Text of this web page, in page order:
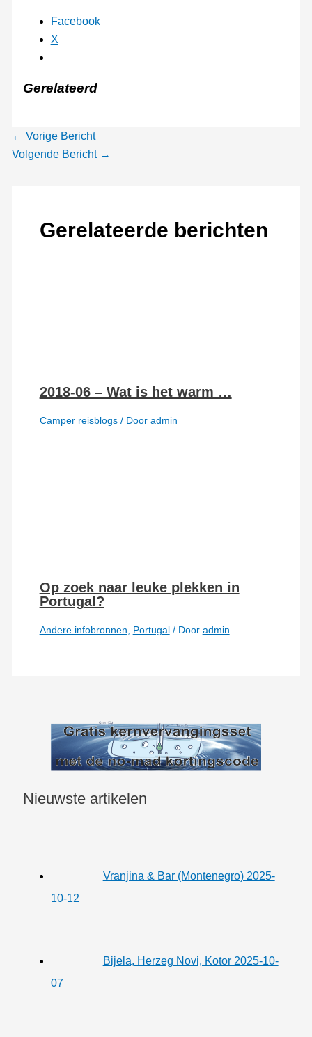
Facebook
X
Gerelateerd
← Vorige Bericht
Volgende Bericht →
Gerelateerde berichten
2018-06 – Wat is het warm …
Camper reisblogs/ Door admin
Op zoek naar leuke plekken in
Portugal?
Andere infobronnen Portugal/ Door admin
Nieuwste artikelen
Vranjina & Bar (Montenegro) 2025-
10-12
Bijela, Herzeg Novi, Kotor 2025-10-
07